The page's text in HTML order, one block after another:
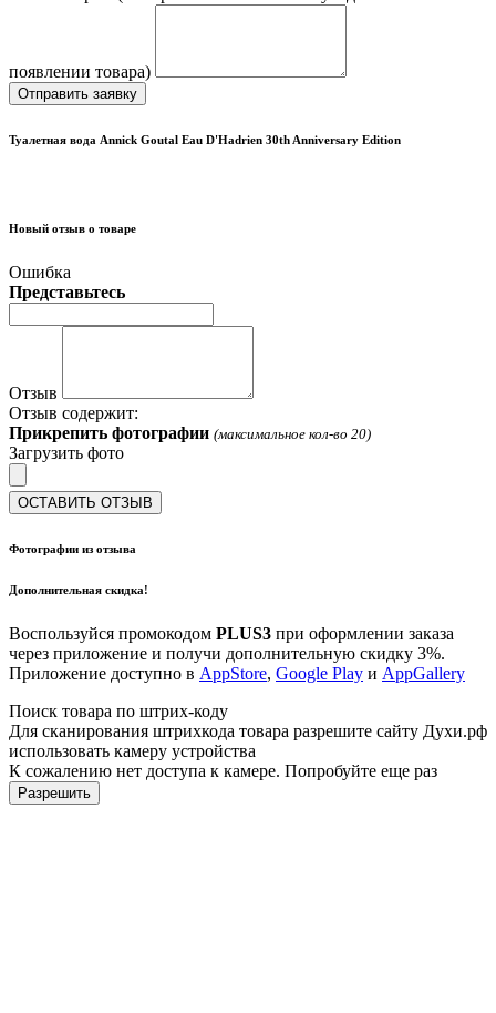
появлении товара)
Отправить заявку
Туалетная вода Annick Goutal Eau D'Hadrien 30th Anniversary Edition
Новый отзыв о товаре
Ошибка
Представьтесь
Отзыв
Отзыв содержит:
Прикрепить фотографии (максимальное кол-во 20)
Загрузить фото
ОСТАВИТЬ ОТЗЫВ
Фотографии из отзыва
Дополнительная скидка!
Воспользуйся промокодом PLUS3 при оформлении заказа
через приложение и получи дополнительную скидку 3%.
Приложение доступно в AppStore, Google Play и AppGallery
Поиск товара по штрих-коду
Для сканирования штрихкода товара разрешите сайту Духи.рф
использовать камеру устройства
К сожалению нет доступа к камере. Попробуйте еще раз
Разрешить